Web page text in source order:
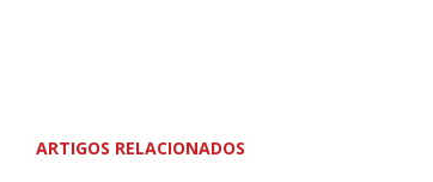
ARTIGOS RELACIONADOS